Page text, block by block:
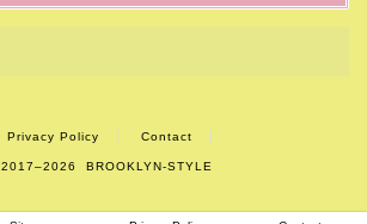
Privacy Policy Contact
2017–2026 BROOKLYN-STYLE